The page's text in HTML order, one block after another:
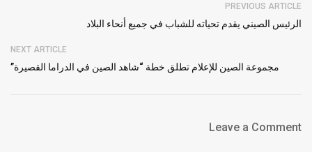
PREVIOUS ARTICLE
الرئيس الصيني يقدم تحياته للشباب في جميع أنحاء البلاد
NEXT ARTICLE
مجموعة الصين للإعلام تطلق خطة “شاهد الصين في الدراما القصيرة”
Leave a Comment